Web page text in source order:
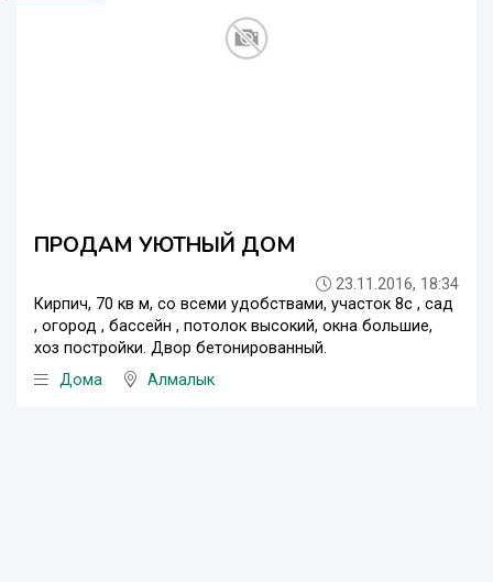
ПРОДАМ УЮТНЫЙ ДОМ
23.11.2016, 18:34
Кирпич, 70 кв м, со всеми удобствами, участок 8с , сад
, огород , бассейн , потолок высокий, окна большие,
хоз постройки. Двор бетонированный.
Дома
Алмалык